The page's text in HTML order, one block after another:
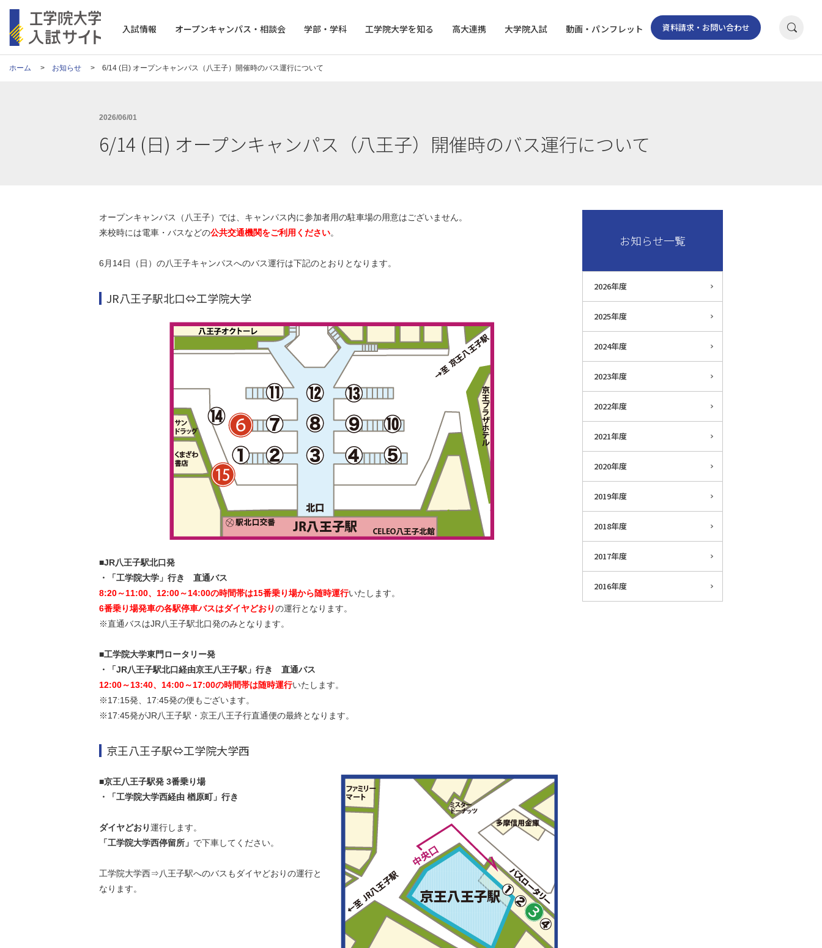
入試情報 オープンキャンパス・相談会 学部・学科 工学院大学を知る 高大連携 大学院入試 動画・パンフレット 資料請求・お問い合わせ
ホーム お知らせ 6/14 (日) オープンキャンパス（八王子）開催時のバス運行について
2026/06/01
6/14 (日) オープンキャンパス（八王子）開催時のバス運行について
オープンキャンパス（八王子）では、キャンパス内に参加者用の駐車場の用意はございません。
来校時には電車・バスなどの公共交通機関をご利用ください。
6月14日（日）の八王子キャンパスへのバス運行は下記のとおりとなります。
JR八王子駅北口⇔工学院大学
■JR八王子駅北口発
・「工学院大学」行き 直通バス
8:20～11:00、12:00～14:00の時間帯は15番乗り場から随時運行いたします。
6番乗り場発車の各駅停車バスはダイヤどおりの運行となります。
※直通バスはJR八王子駅北口発のみとなります。
■工学院大学東門ロータリー発
・「JR八王子駅北口経由京王八王子駅」行き 直通バス
12:00～13:40、14:00～17:00の時間帯は随時運行いたします。
※17:15発、17:45発の便もございます。
※17:45発がJR八王子駅・京王八王子行直通便の最終となります。
京王八王子駅⇔工学院大学西
■京王八王子駅発 3番乗り場
・「工学院大学西経由 楢原町」行き
ダイヤどおり運行します。
「工学院大学西停留所」 で下車してください。
工学院大学西⇒八王子駅へのバスもダイヤどおりの運行と
なります。
お知らせ一覧
2026年度
2025年度
2024年度
2023年度
2022年度
2021年度
2020年度
2019年度
2018年度
2017年度
2016年度